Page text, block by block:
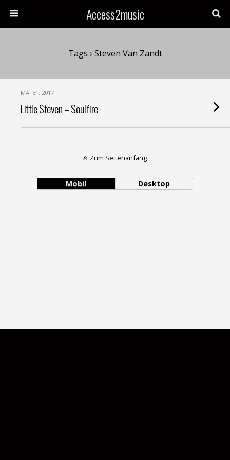
Access2music
Tags › Steven Van Zandt
MAI 31, 2017
Little Steven – Soulfire
Zum Seitenanfang
Mobil Desktop